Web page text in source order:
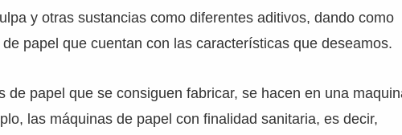
y otras sustancias como diferentes aditivos, dando como
papel que cuentan con las características que deseamos.
de papel que se consiguen fabricar, se hacen en una
las máquinas de papel con finalidad sanitaria, es decir,